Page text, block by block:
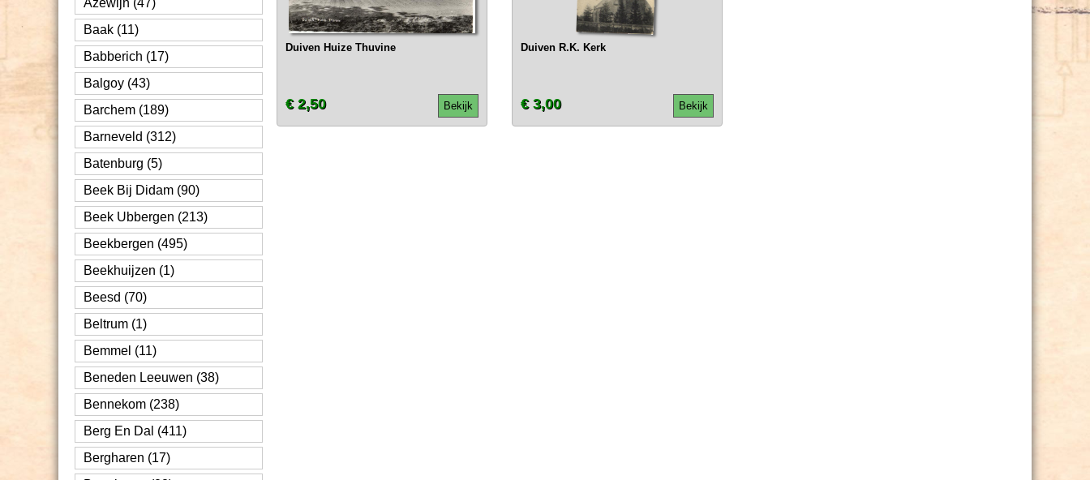
Azewijn (47)
Baak (11)
Babberich (17)
Balgoy (43)
Barchem (189)
Barneveld (312)
Batenburg (5)
Beek Bij Didam (90)
Beek Ubbergen (213)
Beekbergen (495)
Beekhuijzen (1)
Beesd (70)
Beltrum (1)
Bemmel (11)
Beneden Leeuwen (38)
Bennekom (238)
Berg En Dal (411)
Bergharen (17)
Duiven Huize Thuvine
Bekijk
€ 2,50
Duiven R.K. Kerk
Bekijk
€ 3,00